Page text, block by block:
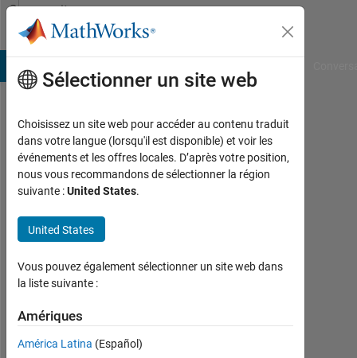
Passer au contenu
Community
Profile
Anjuri
Kelaiya
Actif
2018
0
Following:
0
Sélectionner un site web
Choisissez un site web pour accéder au contenu traduit
dans votre langue (lorsqu'il est disponible) et voir les
événements et les offres locales. D’après votre position,
nous vous recommandons de sélectionner la région
suivante :United States.
United States
Vous pouvez également sélectionner un site web dans
la liste suivante :
Amériques
América Latina (Español)